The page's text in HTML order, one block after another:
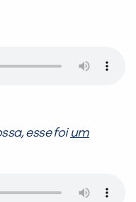
esse foi um